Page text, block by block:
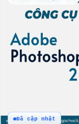
Đã cập nhật